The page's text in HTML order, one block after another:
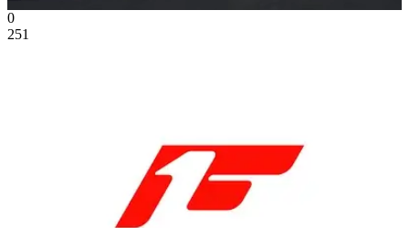
0
251